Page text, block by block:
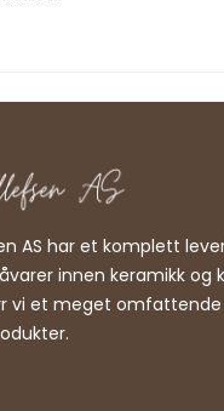
AS har et komplett
innen keramikk og
vi et meget